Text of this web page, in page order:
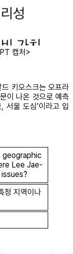
캡처>
키오스크는 오프라
이 나온 것으로 예측
서울 도심’이라고 입
Lee Jae-
정 지역이나